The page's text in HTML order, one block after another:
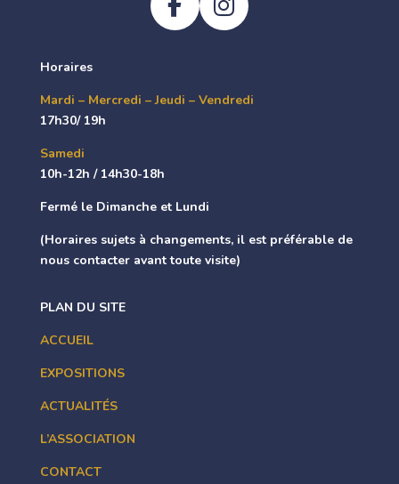
Horaires
Mardi – Mercredi – Jeudi – Vendredi
17h30/ 19h
Samedi
10h-12h / 14h30-18h
Fermé le Dimanche et Lundi
(Horaires sujets à changements, il est préférable de
nous contacter avant toute visite)
PLAN DU SITE
ACCUEIL
EXPOSITIONS
ACTUALITÉS
L’ASSOCIATION
CONTACT